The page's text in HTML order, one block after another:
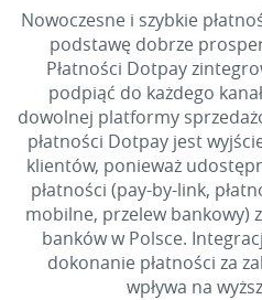
Nowoczesne i szybkie
podstawę dobrze
Płatności Dotpay
podpiąć do każdego
dowolnej platformy
płatności Dotpay jest
klientów, ponieważ
płatności (pay-by-link,
mobilne, przelew bankowy)
banków w Polsce.
dokonanie płatności za
wpływa na